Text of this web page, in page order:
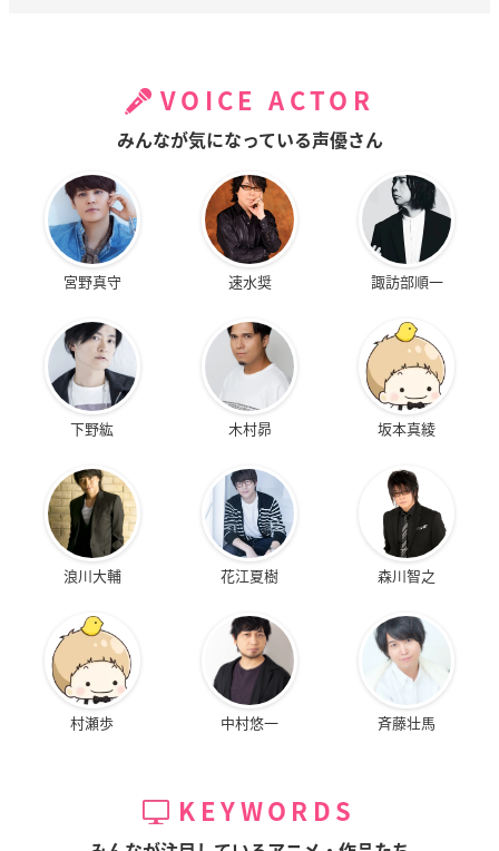
VOICE ACTOR
みんなが気になっている声優さん
宮野真守 速水奨 諏訪部順一
下野紘 木村昴 坂本真綾
浪川大輔 花江夏樹 森川智之
村瀬歩 中村悠一 斉藤壮馬
KEYWORDS